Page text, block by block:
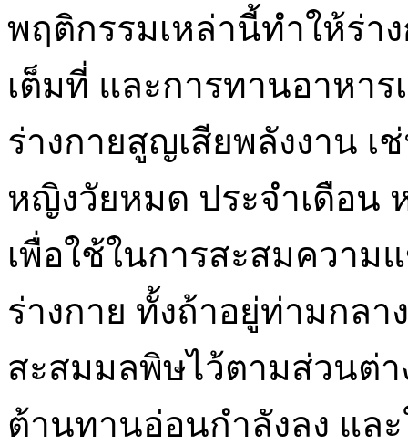
พฤติกรรมเหล่านี้ทำให้ร่า
เต็มที่ และการทานอาหา
ร่างกายสูญเสียพลังงาน
หญิงวัยหมด ประจำเดือน
เพื่อใช้ในการสะสมความ
ร่างกาย ทั้งถ้าอยู่ท่ามกลา
สะสมมลพิษไว้ตามส่วนต่า
ต้านทานอ่อนกำลังลง แล